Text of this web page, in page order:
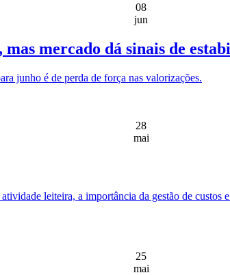
08
jun
mercado dá sinais de
junho é de perda de força nas valorizações.
28
mai
leiteira, a importância da gestão de
25
mai